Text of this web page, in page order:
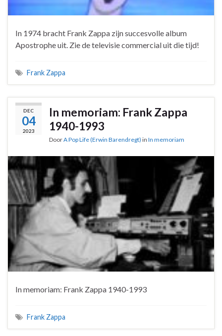
In 1974 bracht Frank Zappa zijn succesvolle album
Apostrophe uit. Zie de televisie commercial uit die tijd!
Frank Zappa
DEC
04
2023
In memoriam: Frank Zappa
1940-1993
DoorA Pop Life (Erwin Barendregt) in In memoriam
In memoriam: Frank Zappa 1940-1993
Frank Zappa